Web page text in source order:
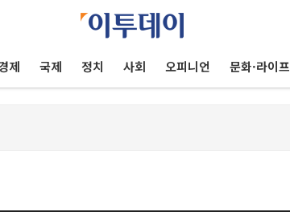
제 국제 정치 사회 오피니언 문화·라이프